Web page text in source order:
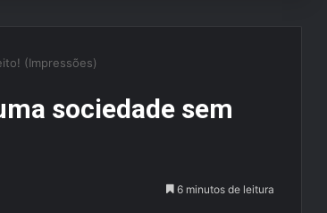
(Impressões)
sociedade sem
6 minutos de leitura